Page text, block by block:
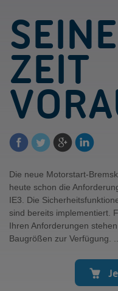
ZEIT
Die neue Motorstart-
heute schon die
IE3. Die
sind bereits implementiert.
Ihren Anforderungen
Baugrößen zur Verfügung. ...